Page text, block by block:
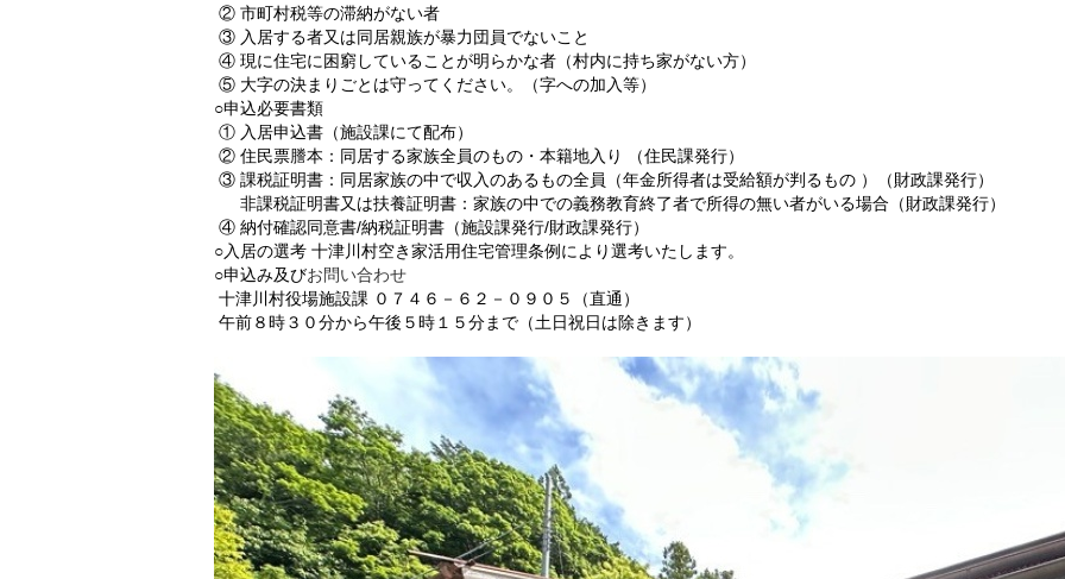
② 市町村税等の滞納がない者
③ 入居する者又は同居親族が暴力団員でないこと
④ 現に住宅に困窮していることが明らかな者（村内に持ち家がない方）
⑤ 大字の決まりごとは守ってください。（字への加入等）
○申込必要書類
① 入居申込書（施設課にて配布）
② 住民票謄本：同居する家族全員のもの・本籍地入り （住民課発行）
③ 課税証明書：同居家族の中で収入のあるもの全員（年金所得者は受給額が判るもの ）（財政課発行）
非課税証明書又は扶養証明書：家族の中での義務教育終了者で所得の無い者がいる場合（財政課発行）
④ 納付確認同意書/納税証明書（施設課発行/財政課発行）
○入居の選考 十津川村空き家活用住宅管理条例により選考いたします。
○申込み及びお問い合わせ
十津川村役場施設課 ０７４６－６２－０９０５（直通）
午前８時３０分から午後５時１５分まで（土日祝日は除きます）